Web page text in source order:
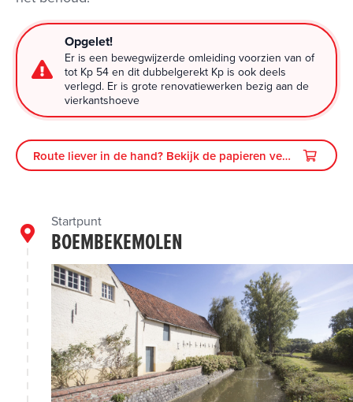
Opgelet!
Er is een bewegwijzerde omleiding voorzien van of
tot Kp 54 en dit dubbelgerekt Kp is ook deels
verlegd. Er is grote renovatiewerken bezig aan de
vierkantshoeve
Route liever in de hand? Bekijk de papieren versie
Startpunt
BOEMBEKEMOLEN